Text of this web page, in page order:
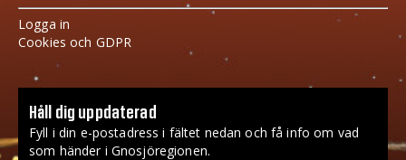
Logga in
Cookies och GDPR
Håll dig uppdaterad
Fyll i din e-postadress i fältet nedan och få info om vad
som händer i Gnosjöregionen.